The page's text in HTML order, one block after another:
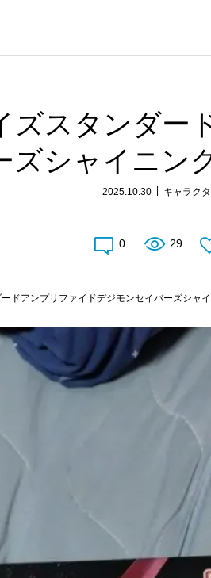
スタンダー
ズシャイニン
2025.10.30 キャラク
0 29
ドアンプリファイドデジモンセイバーズシャ